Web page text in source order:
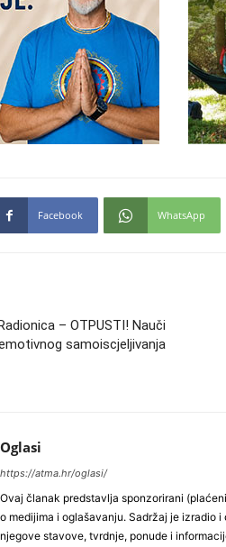
Facebook WhatsApp
– OTPUSTI! Nauči
samoiscjeljivanja
Oglasi
https://atma.hr/oglasi/
Ovaj članak predstavlja sponzorirani
o medijima i oglašavanju. Sadržaj je izradio
njegove stavove, tvrdnje, ponude i